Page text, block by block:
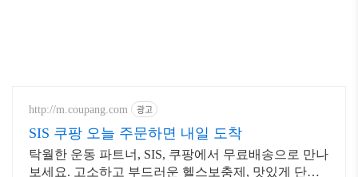
http://m.coupang.com 광고
SIS 쿠팡 오늘 주문하면 내일 도착
탁월한 운동 파트너, SIS, 쿠팡에서 무료배송으로 만나
보세요. 고소하고 부드러운 헬스보충제, 맛있게 단백